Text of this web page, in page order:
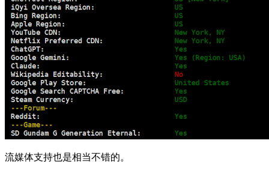
流媒体支持也是相当不错的。